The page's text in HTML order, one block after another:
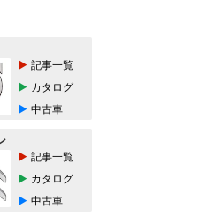
記事一覧
カタログ
中古車
記事一覧
カタログ
中古車